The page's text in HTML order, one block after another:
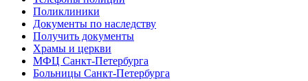
Поликлиники
Документы по наследству
Получить документы
Храмы и церкви
МФЦ Санкт-Петербурга
Больницы Санкт-Петербурга